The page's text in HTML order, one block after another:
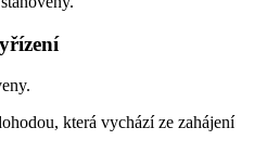
která vychází ze zahájení